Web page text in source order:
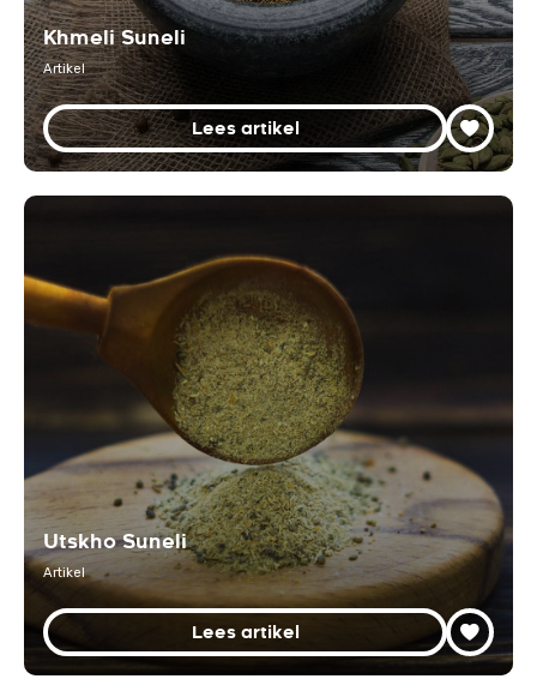
Khmeli Suneli
Artikel
Lees artikel
Utskho Suneli
Artikel
Lees artikel